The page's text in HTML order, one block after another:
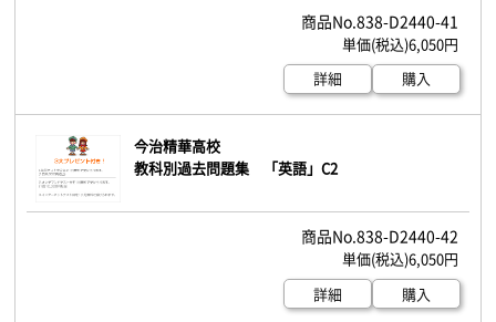
838-D2440-41
6,050円
詳細
購入
今治精華高校
教科別過去問題集 「英語」C2
838-D2440-42
6,050円
詳細
購入